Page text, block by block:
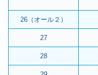
26（オール２）
27
28